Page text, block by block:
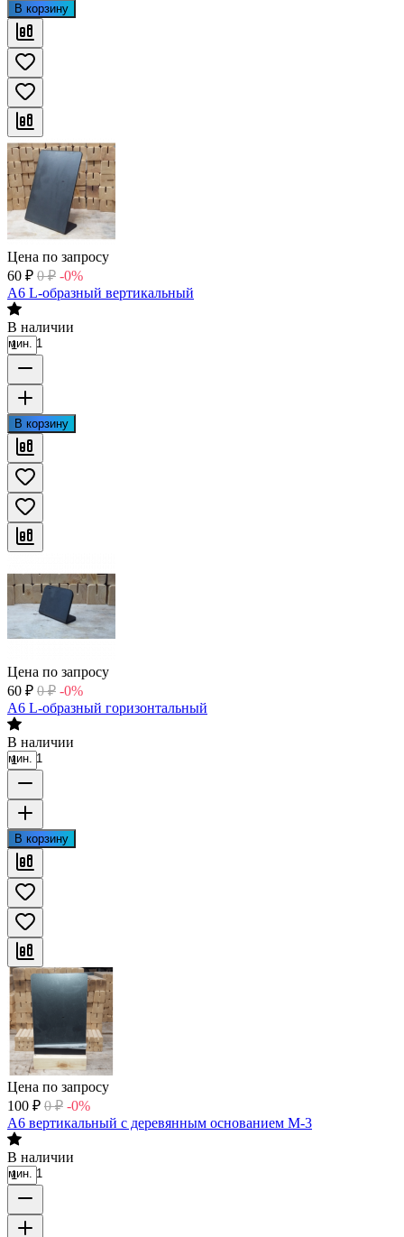
В корзину
Цена по запросу
60 ₽ 0 ₽ -0%
А6 L-образный вертикальный
В наличии
мин. 1
В корзину
Цена по запросу
60 ₽ 0 ₽ -0%
А6 L-образный горизонтальный
В наличии
мин. 1
В корзину
Цена по запросу
100 ₽ 0 ₽ -0%
А6 вертикальный с деревянным основанием М-3
В наличии
мин. 1